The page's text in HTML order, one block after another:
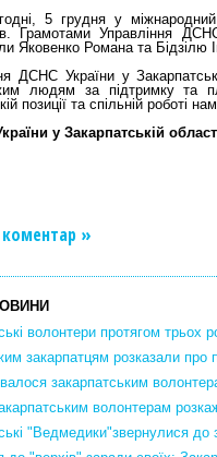
5 грудня у міжнародний
Грамотами Управління
Яковенко Романа та Бідзілю
ДСНС України у
людям за підтримку та
позиції та спільній роботі
у Закарпатській
»
волонтери протягом
закарпатцям розказали про
закарпатським
волонтерам
"Ведмедики"звернулися до